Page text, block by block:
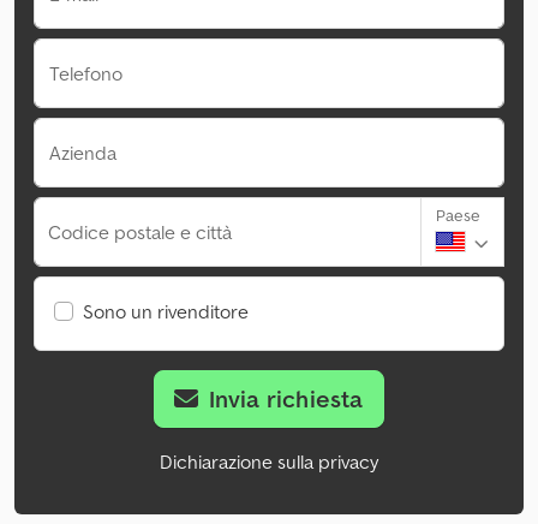
Telefono
Azienda
Codice postale e città
Paese
Sono un rivenditore
Invia richiesta
Dichiarazione sulla privacy